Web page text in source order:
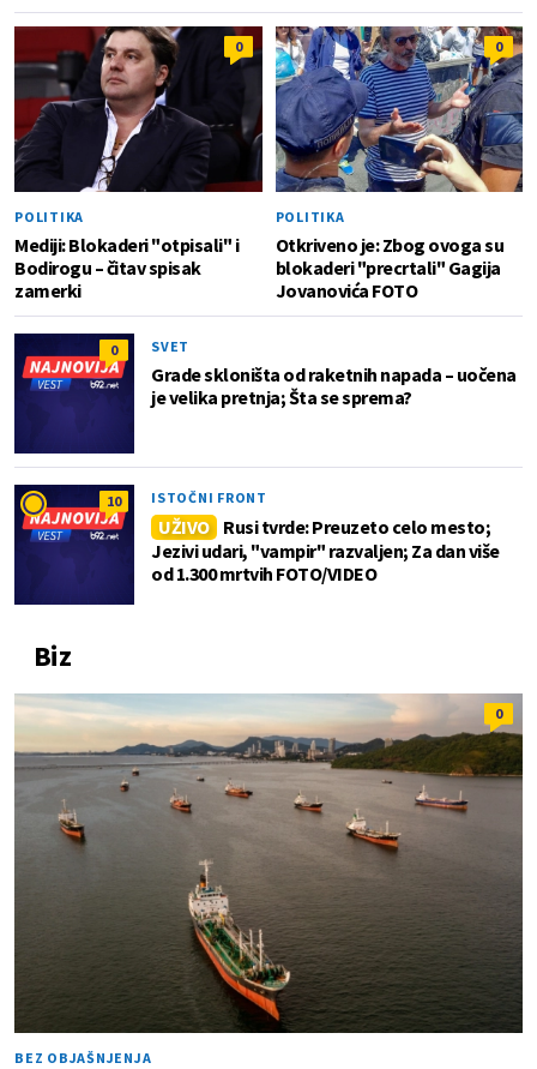
0
POLITIKA
Mediji: Blokaderi "otpisali" i
Bodirogu – čitav spisak
zamerki
0
POLITIKA
Otkriveno je: Zbog ovoga su
blokaderi "precrtali" Gagija
Jovanovića FOTO
0 SVET
Grade skloništa od raketnih napada – uočena
je velika pretnja; Šta se sprema?
10 ISTOČNI FRONT
UŽIVO
Rusi tvrde: Preuzeto celo mesto;
Jezivi udari, "vampir" razvaljen; Za dan više
od 1.300 mrtvih FOTO/VIDEO
Biz
0
BEZ OBJAŠNJENJA